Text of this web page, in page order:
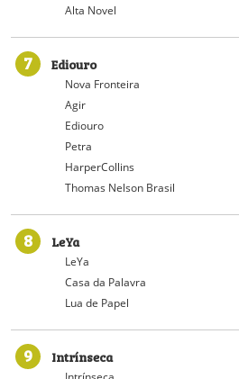
Alta Novel
7 Ediouro
Nova Fronteira
Agir
Ediouro
Petra
HarperCollins
Thomas Nelson Brasil
8 LeYa
LeYa
Casa da Palavra
Lua de Papel
9 Intrínseca